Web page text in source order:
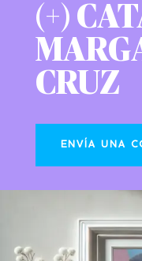
(+)
CRUZ
ENVÍA UNA